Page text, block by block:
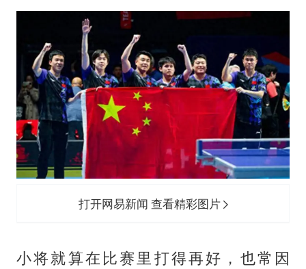
打开网易新闻 查看精彩图片
小将就算在比赛里打得再好，也常因